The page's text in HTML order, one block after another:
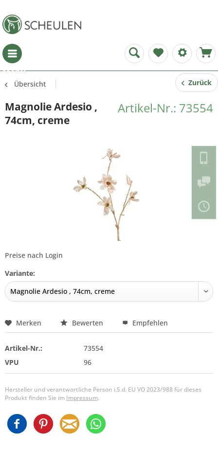
Menü
Übersicht Zurück
Artikel-Nr.: 73554
Magnolie Ardesio ,
74cm, creme
Preise nach Login
Variante:
Merken Bewerten Empfehlen
Artikel-Nr.:
73554
VPU
96
Hersteller und verantwortliche Person i.S.d. EU VO 2023/988 für dieses
Produkt finden Sie im Impressum.